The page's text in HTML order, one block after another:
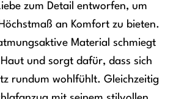
zum Detail entworfen, um
an Komfort zu bieten.
Material schmiegt
und sorgt dafür, dass sich
rundum wohlfühlt. Gleichzeitig